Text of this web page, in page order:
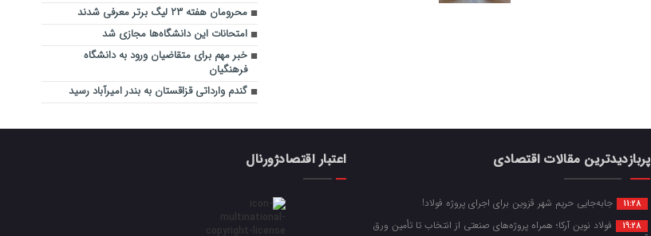
محرومان هفته ۲۳ لیگ برتر معرفی شدند
امتحانات این دانشگاه‌ها مجازی شد
خبر مهم برای متقاضیان ورود به دانشگاه
فرهنگیان
گندم وارداتی قزاقستان به بندر امیرآباد رسید
پربازدیدترین مقالات اقتصادی
11:28 جابه‌جایی حریم شهر قزوین برای اجرای پروژه فولاد!
19:28
فولاد نوین آرکا؛ همراه پروژه‌های صنعتی از انتخاب تا تأمین ورق
اعتبار اقتصادژورنال